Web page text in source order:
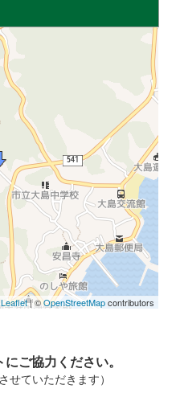
Leaflet| ©OpenStreetMapcontributors